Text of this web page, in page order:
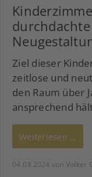
Ziel dieser
zeitlose und
den Raum über
ansprechend
Weiterlesen …
04.03.2024 von Volker